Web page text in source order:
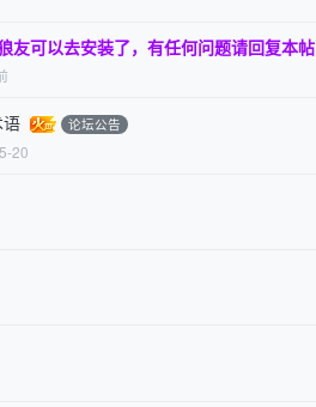
友可以去安装了，有任何问题请回复本帖
论坛公告
20